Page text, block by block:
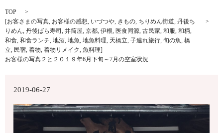
TOP
[お客さまの写真, お客様の感想, いづつや, きもの, ちりめん街道, 丹後ち
りめん, 丹後ばら寿司 , 井筒屋, 京都, 伊根, 医食同源, 古民家, 和服, 和柄,
和食, 和食ランチ, 地酒, 地魚, 地魚料理, 天橋立, 子連れ旅行, 旬の魚, 橋
立, 民宿, 着物, 着物リメイク, 魚料理]
お客様の写真２と２０１９年6月下旬～7月の空室状況
2019-06-27